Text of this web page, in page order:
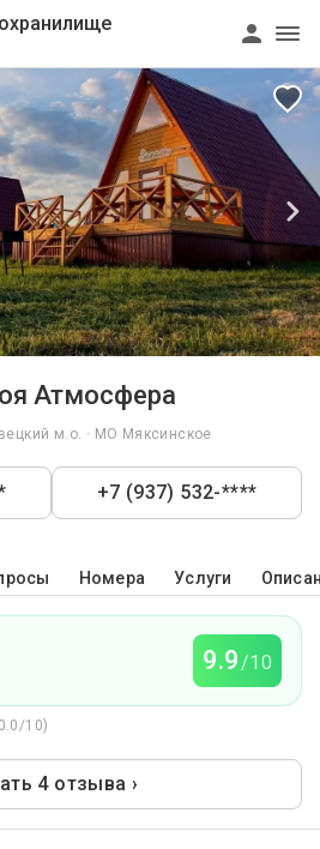
Атмосфера
м.о. · МО Мяксинское
+7 (937) 532-****
Номера Услуги
9.9/10
10)
4 отзыва ›